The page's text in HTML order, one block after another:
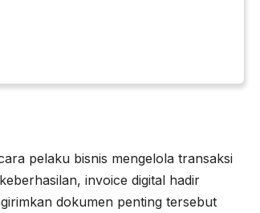
pelaku bisnis mengelola transaksi
invoice digital hadir
dokumen penting tersebut